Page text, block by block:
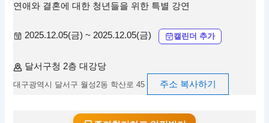
연애와 결혼에 대한 청년들을 위한 특별 강연
2025.12.05(금) ~ 2025.12.05(금) 캘린더 추가
달서구청 2층 대강당
대구광역시 달서구 월성2동 학산로 45 주소 복사하기